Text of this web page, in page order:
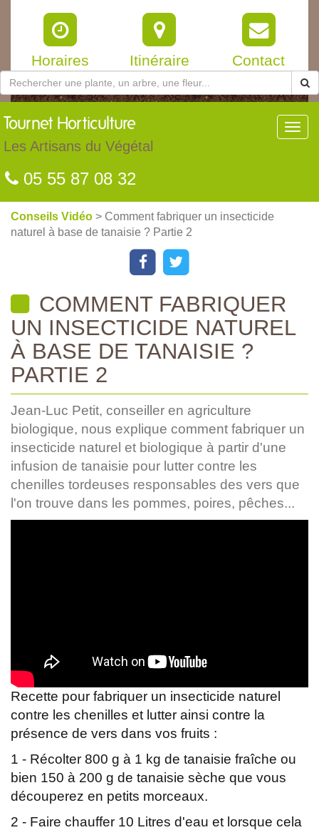
Horaires Itinéraire Contact
Tournet Horticulture
Les Artisans du Végétal
05 55 87 08 32
Conseils Vidéo > Comment fabriquer un insecticide
naturel à base de tanaisie ? Partie 2
COMMENT FABRIQUER
UN INSECTICIDE NATUREL
À BASE DE TANAISIE ?
PARTIE 2
Jean-Luc Petit, conseiller en agriculture
biologique, nous explique comment fabriquer un
insecticide naturel et biologique à partir d'une
infusion de tanaisie pour lutter contre les
chenilles tordeuses responsables des vers que
l'on trouve dans les pommes, poires, pêches...
Recette pour fabriquer un insecticide naturel
contre les chenilles et lutter ainsi contre la
présence de vers dans vos fruits :
1 - Récolter 800 g à 1 kg de tanaisie fraîche ou
bien 150 à 200 g de tanaisie sèche que vous
découperez en petits morceaux.
2 - Faire chauffer 10 Litres d'eau et lorsque cela